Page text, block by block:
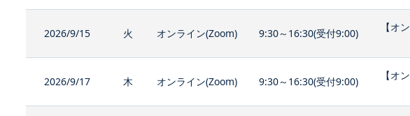
2026/9/15 火 オンライン(Zoom) 9:30～16:30(受付9:00)
【オ
2026/9/17 木 オンライン(Zoom) 9:30～16:30(受付9:00)
【オ